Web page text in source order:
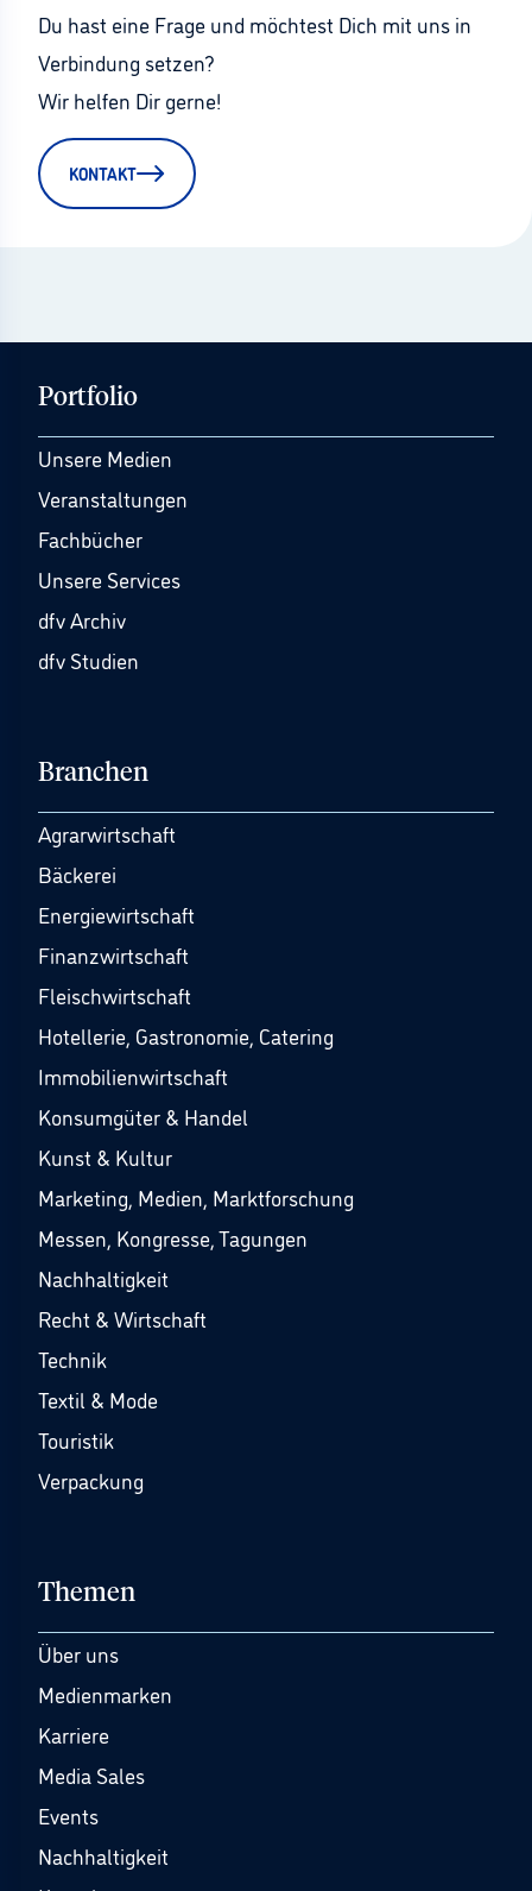
Du hast eine Frage und möchtest Dich mit uns in
Verbindung setzen?
Wir helfen Dir gerne!
KONTAKT
Portfolio
Unsere Medien
Veranstaltungen
Fachbücher
Unsere Services
dfv Archiv
dfv Studien
Branchen
Agrarwirtschaft
Bäckerei
Energiewirtschaft
Finanzwirtschaft
Fleischwirtschaft
Hotellerie, Gastronomie, Catering
Immobilienwirtschaft
Konsumgüter & Handel
Kunst & Kultur
Marketing, Medien, Marktforschung
Messen, Kongresse, Tagungen
Nachhaltigkeit
Recht & Wirtschaft
Technik
Textil & Mode
Touristik
Verpackung
Themen
Über uns
Medienmarken
Karriere
Media Sales
Events
Nachhaltigkeit